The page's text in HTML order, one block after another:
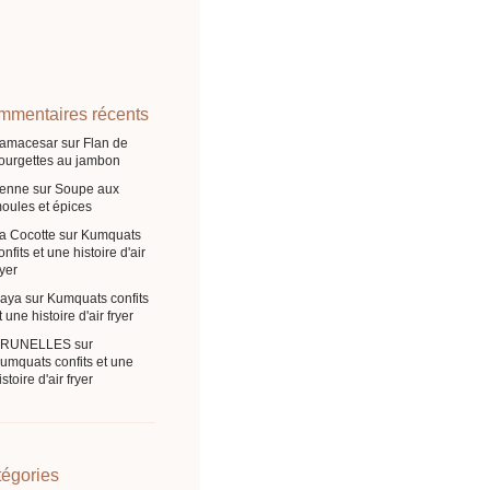
récents
sur Flan de
au jambon
sur Soupe aux
et épices
Cocotte sur Kumquats
et une histoire d'air
sur Kumquats confits
une histoire d'air fryer
sur
confits et une
d'air fryer